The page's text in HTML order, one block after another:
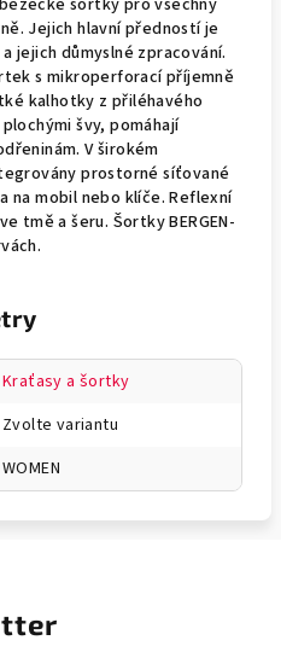
běžecké šortky pro všechny
Jejich hlavní předností je
jejich důmyslné zpracování.
s mikroperforací příjemně
kalhotky z přiléhavého
švy, pomáhají
V širokém
prostorné síťované
na mobil nebo klíče. Reflexní
tmě a šeru. Šortky BERGEN-
Kraťasy a šortky
Zvolte variantu
WOMEN